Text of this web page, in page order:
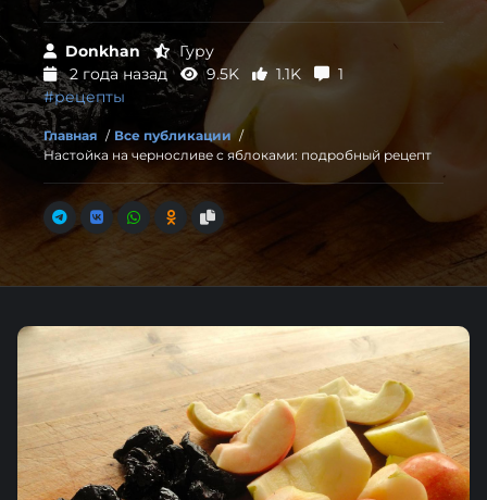
Donkhan
Гуру
2 года назад
9.5K 1.1K
1
#рецепты
Главная / Все публикации /
Настойка на черносливе с яблоками: подробный рецепт